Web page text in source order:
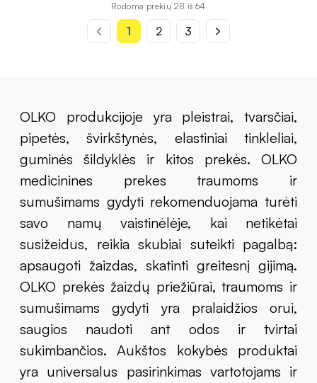
Rodoma prekių 28 iš 64
1 2 3
OLKO produkcijoje yra pleistrai, tvarsčiai,
pipetės, švirkštynės, elastiniai tinkleliai,
guminės šildyklės ir kitos prekės. OLKO
medicinines prekes traumoms ir
sumušimams gydyti rekomenduojama turėti
savo namų vaistinėlėje, kai netikėtai
susižeidus, reikia skubiai suteikti pagalbą:
apsaugoti žaizdas, skatinti greitesnį gijimą.
OLKO prekės žaizdų priežiūrai, traumoms ir
sumušimams gydyti yra pralaidžios orui,
saugios naudoti ant odos ir tvirtai
sukimbančios. Aukštos kokybės produktai
yra universalus pasirinkimas vartotojams ir